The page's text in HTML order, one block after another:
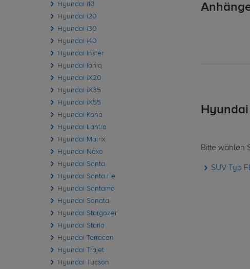
Hyundai i10
Hyundai i20
Hyundai i30
Hyundai i40
Hyundai Inster
Hyundai Ioniq
Hyundai iX20
Hyundai iX35
Hyundai iX55
Hyundai Kona
Hyundai Lantra
Hyundai Matrix
Hyundai Nexo
Hyundai Santa
Hyundai Santa Fe
Hyundai Santamo
Hyundai Sonata
Hyundai Stargazer
Hyundai Staria
Hyundai Terracan
Hyundai Trajet
Hyundai Tucson
Bitte wählen
SUV Typ